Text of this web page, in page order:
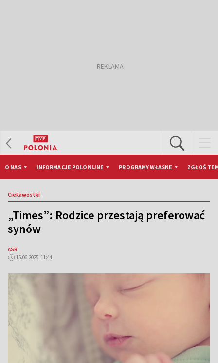
O NAS INFORMACJE POLONIJNE PROGRAMY WŁASNE ZGŁOŚ
Ciekawostki
„Times”: Rodzice przestają preferować
synów
ASR
15.06.2025, 11:44